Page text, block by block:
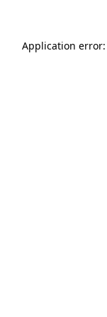
Application